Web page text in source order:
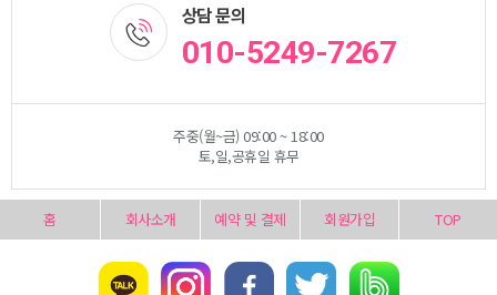
상담 문의
010-5249-7267
주중(월~금) 09:00 ~ 18:00
토,일,공휴일 휴무
홈 회사소개 예약 및 결제 회원가입 TOP